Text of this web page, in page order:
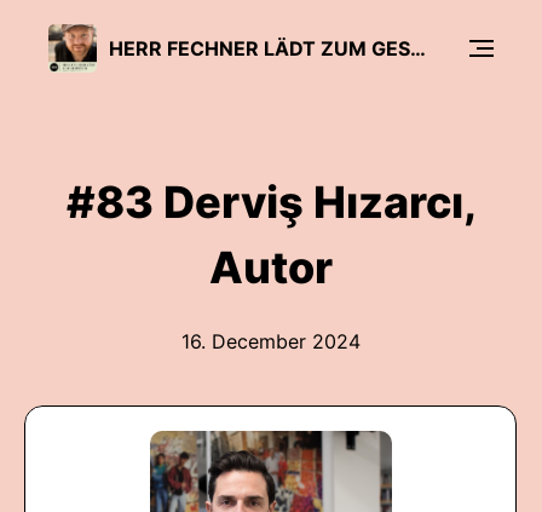
HERR FECHNER LÄDT ZUM GESPRÄCH - DER BILDUNGSPODCAST
#83 Derviş Hızarcı,
Autor
16. December 2024